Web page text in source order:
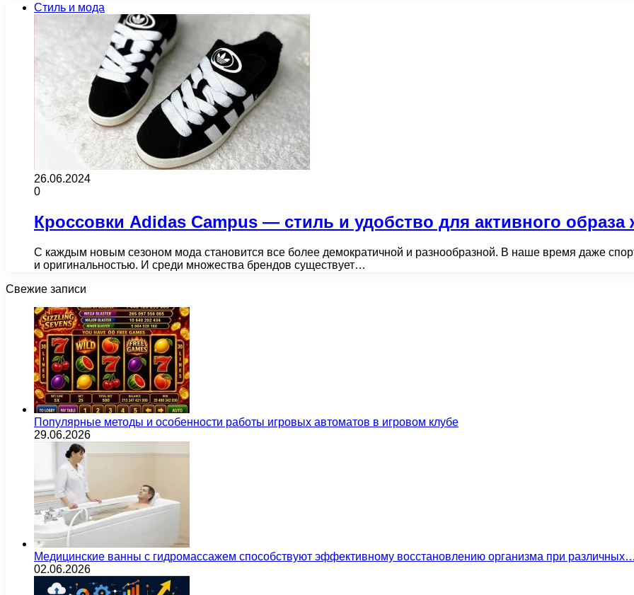
Стиль и мода
26.06.2024
0
Кроссовки Adidas Campus — стиль и удобство для активного образа
С каждым новым сезоном мода становится все более демократичной и разнообразной. В наше время даже
и оригинальностью. И среди множества брендов существует…
Свежие записи
Популярные методы и особенности работы игровых автоматов в игровом клубе
29.06.2026
Медицинские ванны с гидромассажем способствуют эффективному восстановлению организма при
02.06.2026